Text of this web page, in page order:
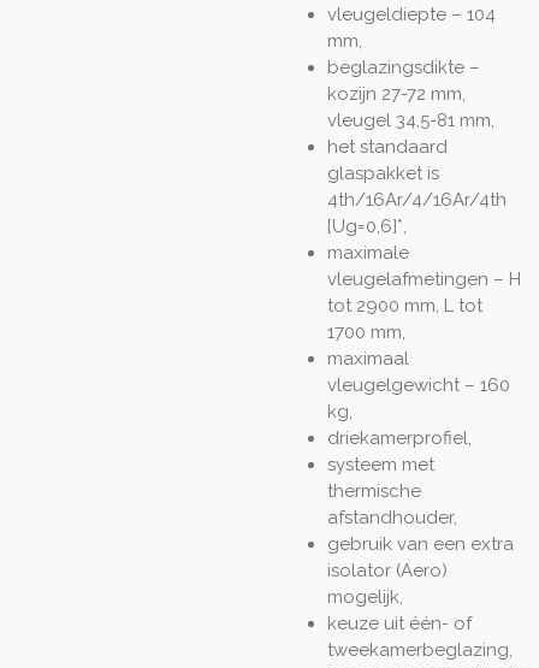
vleugeldiepte – 104
mm,
beglazingsdikte –
kozijn 27-72 mm,
vleugel 34,5-81 mm,
het standaard
glaspakket is
4th/16Ar/4/16Ar/4th
[Ug=0,6]*,
maximale
vleugelafmetingen – H
tot 2900 mm, L tot
1700 mm,
maximaal
vleugelgewicht – 160
kg,
driekamerprofiel,
systeem met
thermische
afstandhouder,
gebruik van een extra
isolator (Aero)
mogelijk,
keuze uit één- of
tweekamerbeglazing,